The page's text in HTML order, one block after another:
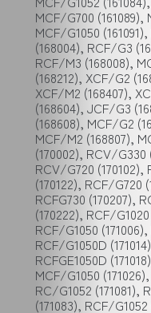
MCF/G700 (161089),
MCF/G1050
(168004), RCF/G3
RCF/M3 (168008),
(168212), XCF/G2
XCF/M2 (168407),
(168604), JCF/G3
(168608), MCF/G2
MCF/M2 (168807),
(170002), RCV/G330
RCV/G720 (170102),
(170122), RCF/G720
RCFG730 (170207),
(170222), RCF/
RCF/G1050
RCF/G1050D
RCFGE1050D
MCF/G1050
RC/G1052 (171081),
(171083), RCF/